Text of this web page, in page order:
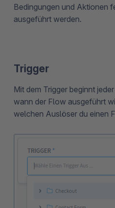
Bedingungen und Aktionen
ausgeführt werden.
Trigger
Mit dem Trigger beginnt
wann der Flow ausgeführt
welchen Auslöser du einen